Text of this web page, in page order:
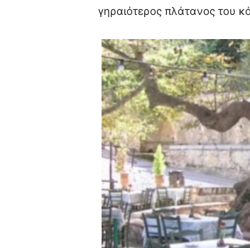
γηραιότερος πλάτανος του